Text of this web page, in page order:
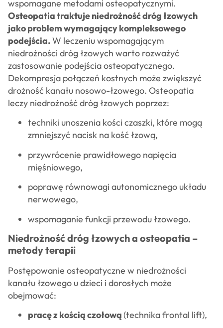
wspomagane metodami osteopatycznymi.
Osteopatia traktuje niedrożność dróg łzowych
jako problem wymagający kompleksowego
podejścia.W leczeniu wspomagającym
niedrożności dróg łzowych warto rozważyć
zastosowanie podejścia osteopatycznego.
Dekompresja połączeń kostnych może zwiększyć
drożność kanału nosowo-łzowego. Osteopatia
leczy niedrożność dróg łzowych poprzez:
techniki unoszenia kości czaszki, które mogą
zmniejszyć nacisk na kość łzową,
przywrócenie prawidłowego napięcia
mięśniowego,
poprawę równowagi autonomicznego układu
nerwowego,
wspomaganie funkcji przewodu łzowego.
Niedrożność dróg łzowych a osteopatia –
metody terapii
Postępowanie osteopatyczne w niedrożności
kanału łzowego u dzieci i dorosłych może
obejmować:
pracę z kością czołową(technika frontal lift),